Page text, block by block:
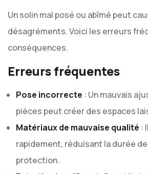
Un solin mal posé ou abîmé peut
désagréments. Voici les erreurs
conséquences.
Erreurs fréquentes
Pose incorrecte : Un mauvais
pièces peut créer des espaces
Matériaux de mauvaise qualité :
rapidement, réduisant la durée
protection.